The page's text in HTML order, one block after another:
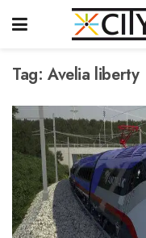
Tag: Avelia liberty